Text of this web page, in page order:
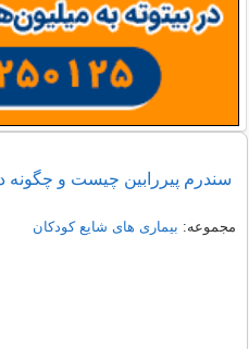
سندرم پیررابین چیست و
مجموعه: بیماری های شایع کودکان